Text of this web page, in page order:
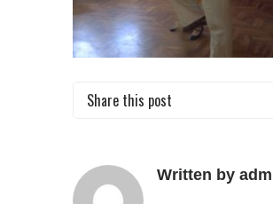
Share this post
Written by